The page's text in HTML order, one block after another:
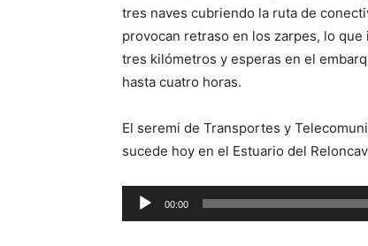
tres naves cubriendo la ruta de
provocan retraso en los zarpes, lo
tres kilómetros y esperas en el
hasta cuatro horas.
El seremi de Transportes y
sucede hoy en el Estuario del
Reproductor
de
00:00